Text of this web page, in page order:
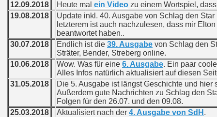
12.09.2018
Heute mal ein Video zu einem Wortspiel,
19.08.2018
Update inkl. 40. Ausgabe von Schlag den
letzterem ist auch nachzulesen, dass mir
beantwortet haben..
30.07.2018
Endlich ist die 39. Ausgabe von Schlag den
Sträter, Bender, Streberg online.
10.06.2018
Wow. Was für eine 6. Ausgabe. Ein paar
Alles Infos natürlich aktualisiert auf diesen
31.05.2018
Die 5. Ausgabe ist längst Geschichte und
Außerdem gute Nachrichten zu Schlag den
Folgen für den 26.07. und den 09.08.
25.03.2018
Aktualisiert nach der 4. Ausgabe von SdH .